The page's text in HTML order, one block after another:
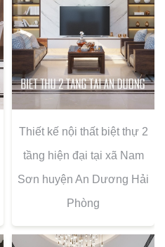
Thiết kế nội thất biệt thự 2
tầng hiện đại tại xã Nam
Sơn huyện An Dương Hải
Phòng